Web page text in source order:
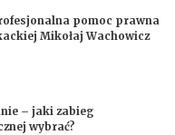
pomoc prawna
Mikołaj Wachowicz
– jaki zabieg
wybrać?